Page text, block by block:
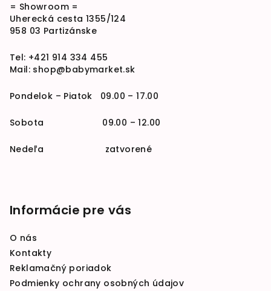
= Showroom =
Uherecká cesta 1355/124
958 03 Partizánske
Tel: +421 914 334 455
Mail: shop@babymarket.sk
Pondelok – Piatok 09.00 – 17.00
Sobota 09.00 – 12.00
Nedeľa zatvorené
Informácie pre vás
O nás
Kontakty
Reklamačný poriadok
Podmienky ochrany osobných údajov